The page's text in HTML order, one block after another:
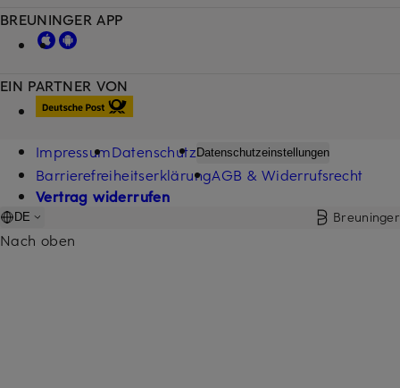
EIN PARTNER VON
BREUNINGER APP
ImpressumDatenschutz Datenschutzeinstellungen
BarrierefreiheitserklärungAGB & Widerrufsrecht
Vertrag widerrufen
DE Breuninger
Nach oben